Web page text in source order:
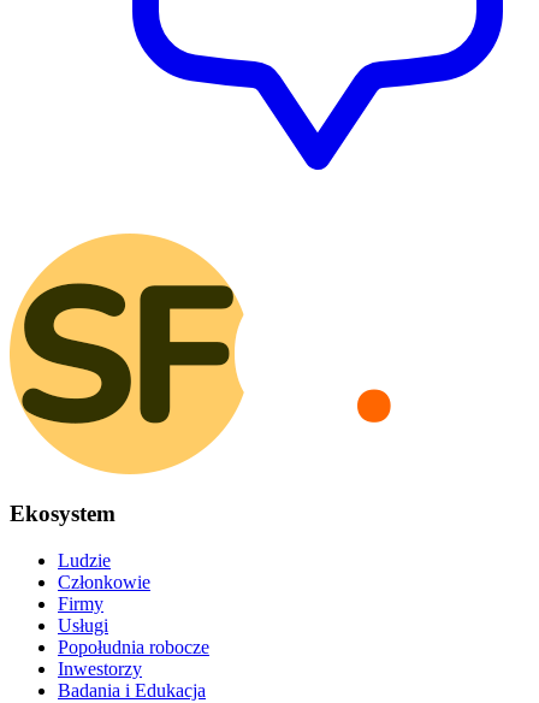
Ekosystem
Ludzie
Członkowie
Firmy
Usługi
Popołudnia robocze
Inwestorzy
Badania i Edukacja